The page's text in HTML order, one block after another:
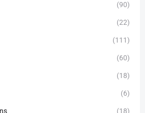
(90)
(22)
(111)
(60)
(18)
(6)
(18)